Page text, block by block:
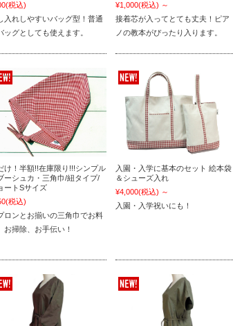
(税込)
入れしやすいバッグ型！普通
ッグとしても使えます。
¥1,000(税込) ～
接着芯が入ってとても丈夫！ピア
ノの教本がぴったり入ります。
け！半額!!在庫限り!!!シンプル
ーシュカ・三角巾/紐タイプ/
ートSサイズ
(税込)
ロンとお揃いの三角巾でお料
お掃除、お手伝い！
入園・入学に基本のセット 絵本袋
＆シューズ入れ
¥4,000(税込) ～
入園・入学祝いにも！